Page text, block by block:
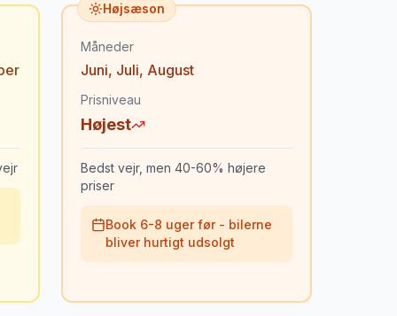
Højsæson
Måneder
Juni, Juli, August
Prisniveau
Højest
Bedst vejr, men 40-60% højere
priser
Book 6-8 uger før - bilerne
bliver hurtigt udsolgt